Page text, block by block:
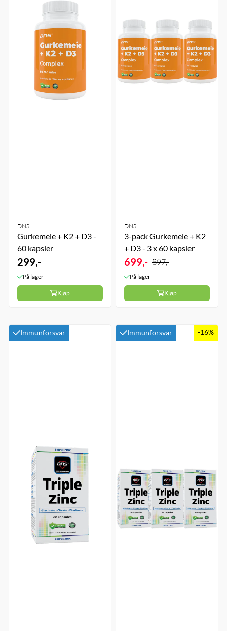
DNS
Gurkemeie + K2 + D3 -
60 kapsler
299,-
På lager
Kjøp
DNS
3-pack Gurkemeie + K2
+ D3 - 3 x 60 kapsler
699,- 897,-
På lager
Kjøp
Immunforsvar Immunforsvar -16%